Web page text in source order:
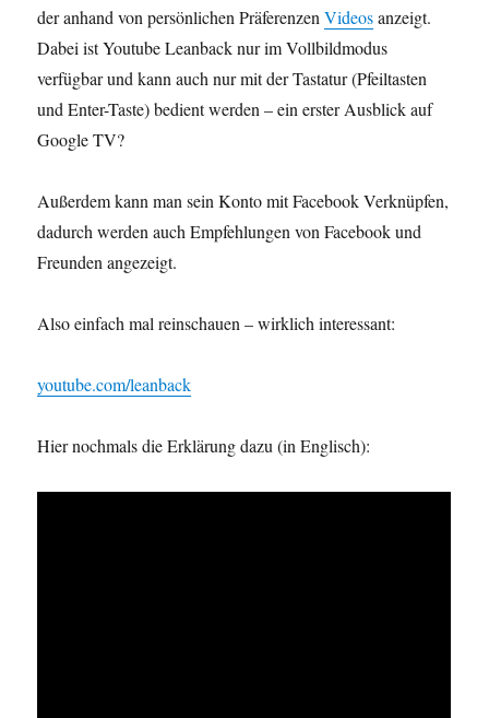
der anhand von persönlichen PräferenzenVideosanzeigt.
Dabei ist Youtube Leanback nur im Vollbildmodus
verfügbar und kann auch nur mit der Tastatur (Pfeiltasten
und Enter-Taste) bedient werden – ein erster Ausblick auf
Google TV?
Außerdem kann man sein Konto mit Facebook Verknüpfen,
dadurch werden auch Empfehlungen von Facebook und
Freunden angezeigt.
Also einfach mal reinschauen – wirklich interessant:
youtube.com/leanback
Hier nochmals die Erklärung dazu (in Englisch):